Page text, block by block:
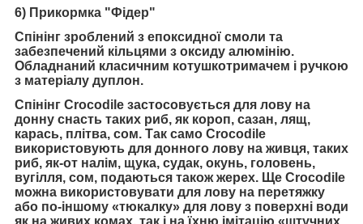
6) Прикормка "Фідер"
Спінінг зроблений з епоксидної смоли та
забезпечений кільцями з оксиду алюмінію.
Обладнаний класичним котушкотримачем і ручкою
з матеріалу дуплон.
Спінінг Crocodile застосовується для лову на
донну снасть таких риб, як короп, сазан, лящ,
карась, плітва, сом. Так само Crocodile
використовують для донного лову на живця, таких
риб, як-от налім, щука, судак, окунь, головень,
вугілля, сом, подаються також жерех. Ще Crocodile
можна використовувати для лову на перетяжку
або по-іншому «тюкалку» для лову з поверхні води
як на живих комах, так і на їхню імітацію «штучних